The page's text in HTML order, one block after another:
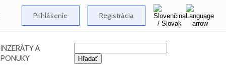
Prihlásenie Registrácia
INZERÁTY A
PONUKY